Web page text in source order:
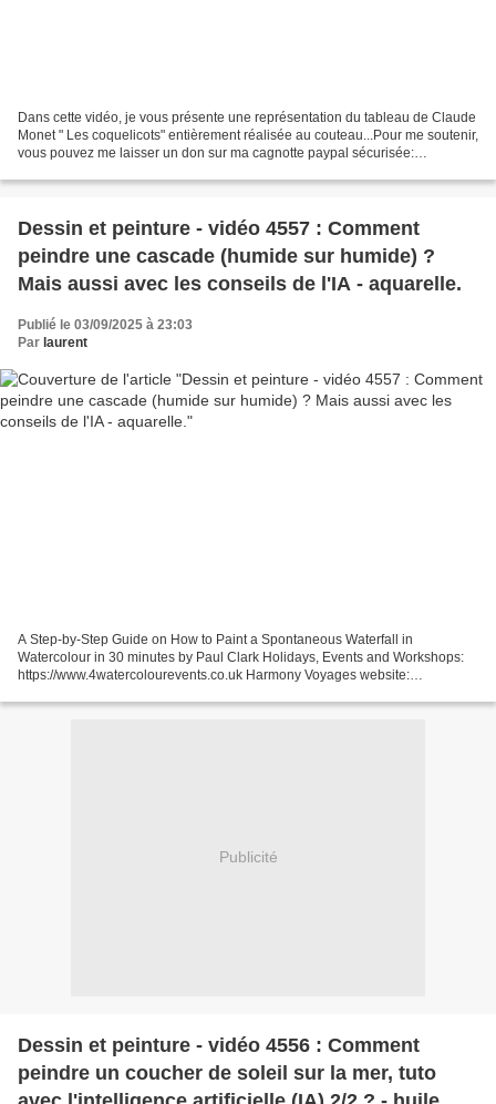
Dans cette vidéo, je vous présente une représentation du tableau de Claude
Monet " Les coquelicots" entièrement réalisée au couteau...Pour me soutenir,
vous pouvez me laisser un don sur ma cagnotte paypal sécurisée:
Dessin et peinture - vidéo 4557 : Comment
peindre une cascade (humide sur humide) ?
Mais aussi avec les conseils de l'IA - aquarelle.
Publié le 03/09/2025 à 23:03
Par laurent
A Step-by-Step Guide on How to Paint a Spontaneous Waterfall in
Watercolour in 30 minutes by Paul Clark Holidays, Events and Workshops:
https://www.4watercolourevents.co.uk Harmony Voyages website:
Publicité
Dessin et peinture - vidéo 4556 : Comment
peindre un coucher de soleil sur la mer, tuto